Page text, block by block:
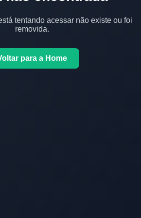
tentando acessar não existe ou foi
removida.
para a Home